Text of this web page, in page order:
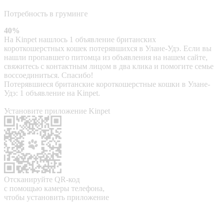
Потребность в груминге
40%
На Kinpet нашлось 1 объявление британских
короткошерстных кошек потерявшихся в Улане-Удэ. Если вы
нашли пропавшего питомца из объявления на нашем сайте,
свяжитесь с контактным лицом в два клика и помогите семье
воссоединиться. Спасибо!
Потерявшиеся британские короткошерстные кошки в Улане-
Удэ: 1 объявление на Kinpet.
Установите приложение Kinpet
Отсканируйте QR-код
с помощью камеры телефона,
чтобы установить приложение